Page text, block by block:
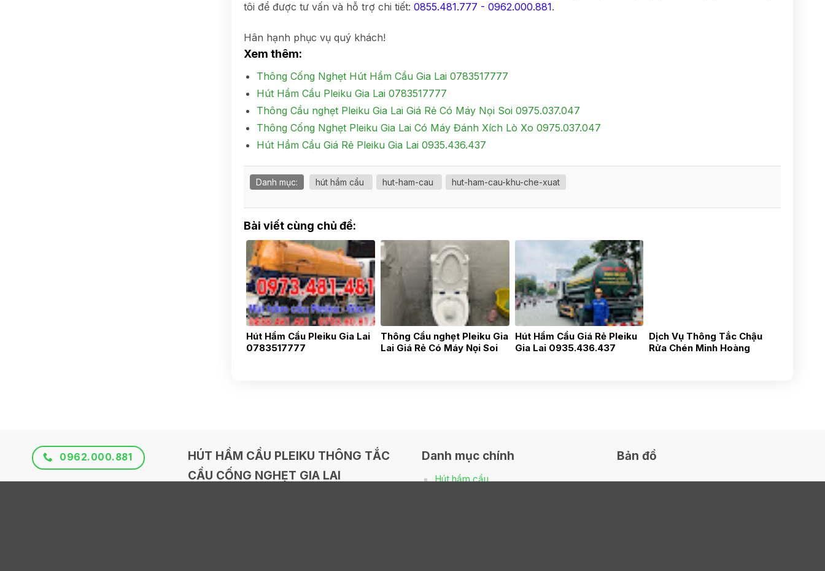
tôi để được tư vấn và hỗ trợ chi tiết: 0855.481.777 - 0962.000.881.
Hân hạnh phục vụ quý khách!
Xem thêm:
Thông Cống Nghẹt Hút Hầm Cầu Gia Lai 0783517777
Hút Hầm Cầu Pleiku Gia Lai 0783517777
Thông Cầu nghẹt Pleiku Gia Lai Giá Rẻ Có Máy Nọi Soi 0975.037.047
Thông Cống Nghẹt Pleiku Gia Lai Có Máy Đánh Xích Lò Xo 0975.037.047
Hút Hầm Cầu Giá Rẻ Pleiku Gia Lai 0935.436.437
Danh mục: hút hầm cầu hut-ham-cau hut-ham-cau-khu-che-xuat
Bài viết cùng chủ đề:
Hút Hầm Cầu Pleiku Gia Lai
0783517777
Thông Cầu nghẹt Pleiku Gia
Lai Giá Rẻ Có Máy Nọi Soi
Hút Hầm Cầu Giá Rẻ Pleiku
Gia Lai 0935.436.437
Dịch Vụ Thông Tắc Chậu
Rửa Chén Minh Hoàng
0962.000.881
HÚT HẦM CẦU PLEIKU THÔNG TẮC
CẦU CỐNG NGHẸT GIA LAI
Danh mục chính
Hút hầm cầu
Bản đồ